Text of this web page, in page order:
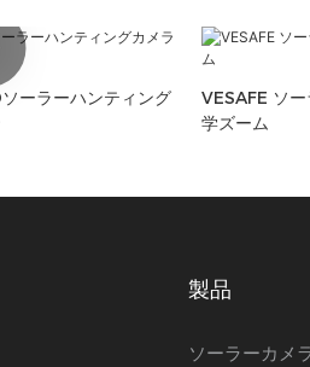
ーラーハンティング
VESAFE ソ
学ズーム
製品
ソーラーカメ